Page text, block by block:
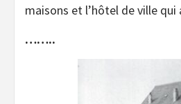
maisons et l’hôtel de ville
……..